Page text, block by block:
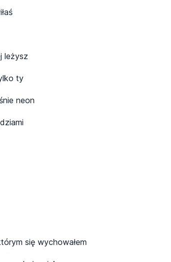
leżysz
ty
neon
się wychowałem